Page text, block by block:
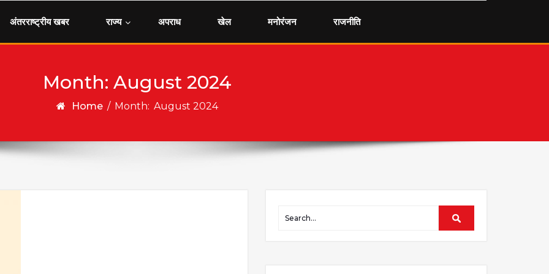
अंतरराष्ट्रीय खबर राज्य अपराध खेल मनोरंजन राजनीति
Month: August 2024
Home / Month: August 2024